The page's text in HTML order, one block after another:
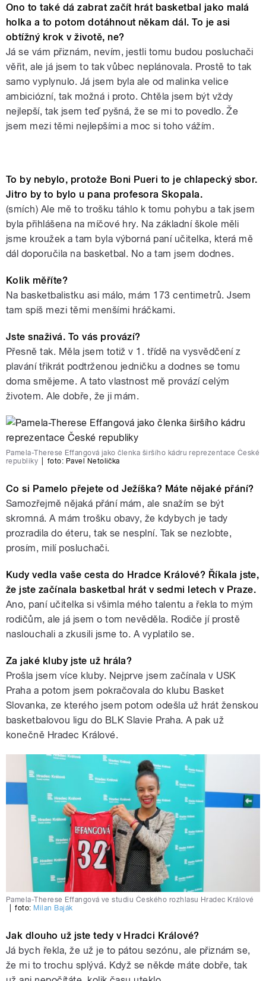
Ono to také dá zabrat začít hrát basketbal jako malá
holka a to potom dotáhnout někam dál. To je asi
obtížný krok v životě, ne?
Já se vám přiznám, nevím, jestli tomu budou posluchači
věřit, ale já jsem to tak vůbec neplánovala. Prostě to tak
samo vyplynulo. Já jsem byla ale od malinka velice
ambiciózní, tak možná i proto. Chtěla jsem být vždy
nejlepší, tak jsem teď pyšná, že se mi to povedlo. Že
jsem mezi těmi nejlepšími a moc si toho vážím.
Adventní trhy Hradeckých lvic
To by nebylo, protože Boni Pueri to je chlapecký sbor.
Jitro by to bylo u pana profesora Skopala.
(smích) Ale mě to trošku táhlo k tomu pohybu a tak jsem
byla přihlášena na míčové hry. Na základní škole měli
jsme kroužek a tam byla výborná paní učitelka, která mě
dál doporučila na basketbal. No a tam jsem dodnes.
Kolik měříte?
Na basketbalistku asi málo, mám 173 centimetrů. Jsem
tam spíš mezi těmi menšími hráčkami.
Jste snaživá. To vás provází?
Přesně tak. Měla jsem totiž v 1. třídě na vysvědčení z
plavání třikrát podtrženou jedničku a dodnes se tomu
doma smějeme. A tato vlastnost mě provází celým
životem. Ale dobře, že ji mám.
Pamela-Therese Effangová jako členka širšího kádru reprezentace České
republiky
foto: Pavel Netolička
Co si Pamelo přejete od Ježíška? Máte nějaké přání?
Samozřejmě nějaká přání mám, ale snažím se být
skromná. A mám trošku obavy, že kdybych je tady
prozradila do éteru, tak se nesplní. Tak se nezlobte,
prosím, milí posluchači.
Kudy vedla vaše cesta do Hradce Králové? Říkala jste,
že jste začínala basketbal hrát v sedmi letech v Praze.
Ano, paní učitelka si všimla mého talentu a řekla to mým
rodičům, ale já jsem o tom nevěděla. Rodiče jí prostě
naslouchali a zkusili jsme to. A vyplatilo se.
Za jaké kluby jste už hrála?
Prošla jsem více kluby. Nejprve jsem začínala v USK
Praha a potom jsem pokračovala do klubu Basket
Slovanka, ze kterého jsem potom odešla už hrát ženskou
basketbalovou ligu do BLK Slavie Praha. A pak už
konečně Hradec Králové.
Pamela-Therese Effangová ve studiu Českého rozhlasu Hradec Králové
foto: Milan Baják
Jak dlouho už jste tedy v Hradci Králové?
Já bych řekla, že už je to pátou sezónu, ale přiznám se,
že mi to trochu splývá. Když se někde máte dobře, tak